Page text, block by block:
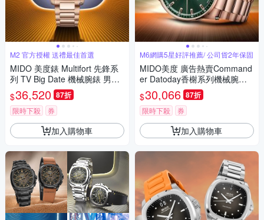
M2 官方授權 送禮最佳首選
MIDO 美度錶 Multifort 先鋒系
列 TV Big Date 機械腕錶 男錶-
M0495263304100/藍x玫瑰金
色40mm
$36,520 87折
限時下殺 券
加入購物車
M6網購5星好評推薦/ 公司貨2年保固
MIDO美度 廣告熱賣Command
er Datoday香榭系列機械腕錶
玫瑰金綠面40㎜ M6(M021430
3309100)
$30,066 87折
限時下殺 券
加入購物車